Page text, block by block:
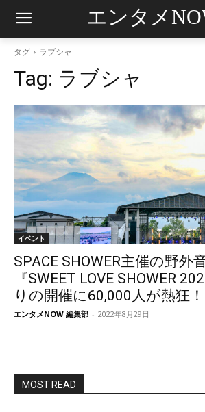
エンタメ
タグ ラブシャ
Tag: ラブシャ
イベント
SPACE SHOWER主催の野外
『SWEET LOVE SHOWER
りの開催に60,000人が熱狂！
エンタメNOW 編集部 - 2022年8月29日
MOST READ